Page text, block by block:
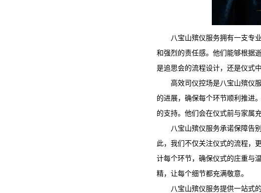
八宝山殡仪服务拥有一支专
和强烈的责任感。他们能够根据
是追思会的流程设计，还是仪式
高效司仪控场是八宝山殡仪
的进展，确保每个环节顺利推进
的支持。他们会在仪式前与家属
八宝山殡仪服务承诺保障告
此，我们不仅关注仪式的流程，
计每个环节，确保仪式的庄重与
精，让每个细节都充满敬意。
八宝山殡仪服务提供一站式